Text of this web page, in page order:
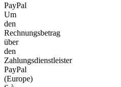
PayPal
Um
den
Rechnungsbetrag
über
den
Zahlungsdienstleister
PayPal
(Europe)